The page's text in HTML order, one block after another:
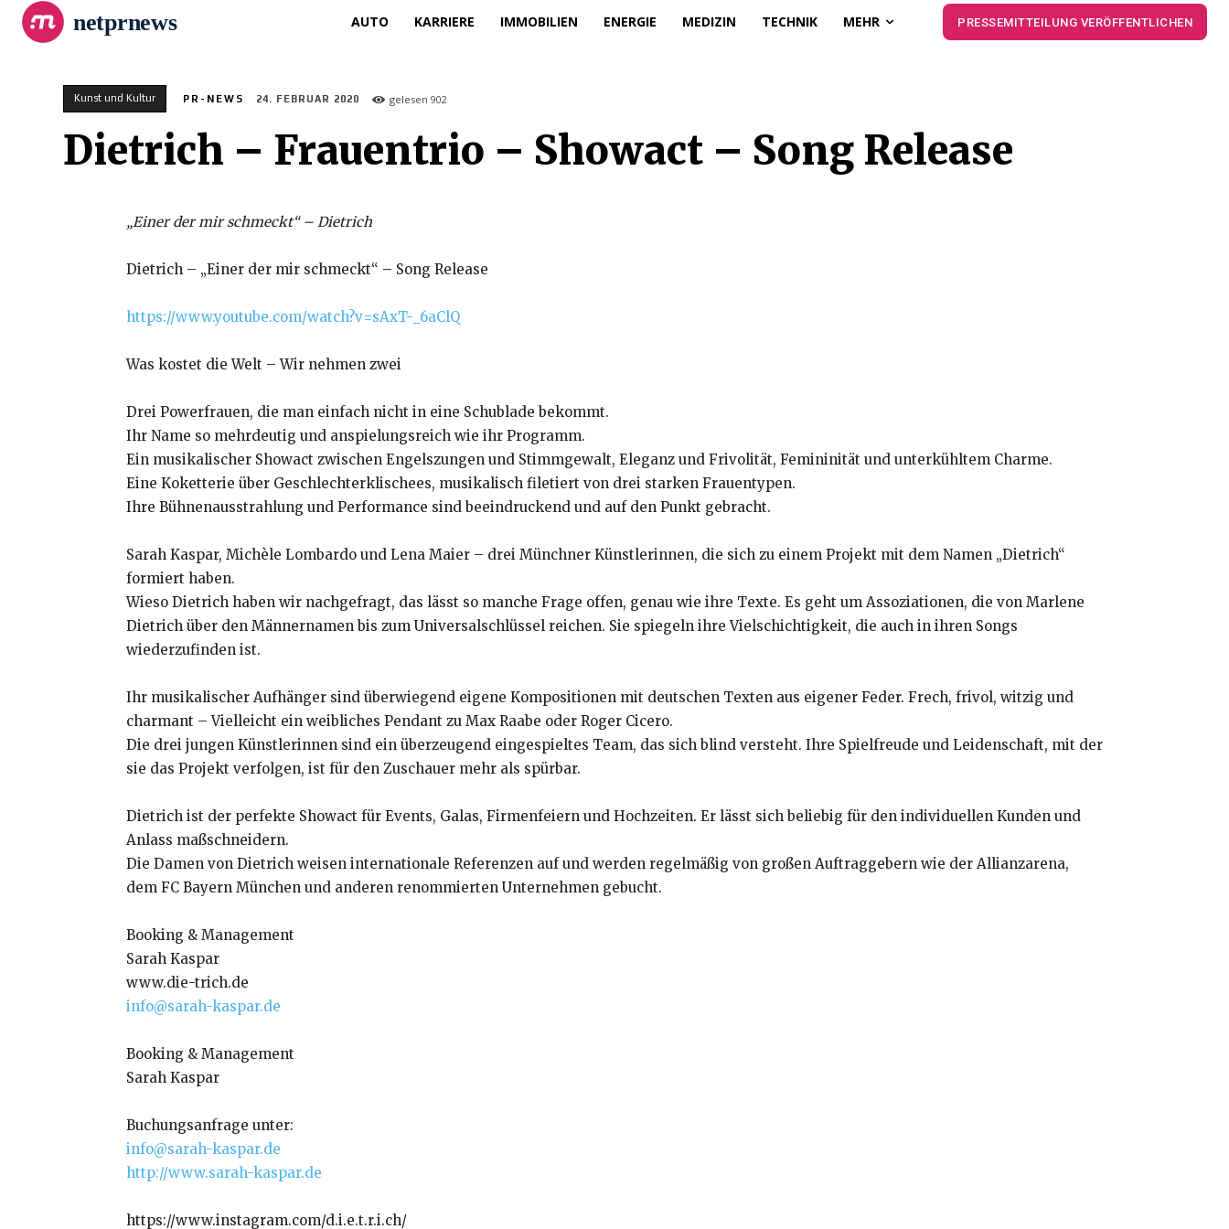
netprnews AUTO KARRIERE IMMOBILIEN ENERGIE MEDIZIN TECHNIK MEHR PRESSEMITTEILUNG VERÖFFENTLICHEN
Kunst und Kultur PR-NEWS 24. FEBRUAR 2020 gelesen 902
Dietrich – Frauentrio – Showact – Song Release
„Einer der mir schmeckt“ – Dietrich
Dietrich – „Einer der mir schmeckt“ – Song Release
https://www.youtube.com/watch?v=sAxT-_6aClQ
Was kostet die Welt – Wir nehmen zwei
Drei Powerfrauen, die man einfach nicht in eine Schublade bekommt.
Ihr Name so mehrdeutig und anspielungsreich wie ihr Programm.
Ein musikalischer Showact zwischen Engelszungen und Stimmgewalt, Eleganz und Frivolität, Femininität und unterkühltem Charme.
Eine Koketterie über Geschlechterklischees, musikalisch filetiert von drei starken Frauentypen.
Ihre Bühnenausstrahlung und Performance sind beeindruckend und auf den Punkt gebracht.
Sarah Kaspar, Michèle Lombardo und Lena Maier – drei Münchner Künstlerinnen, die sich zu einem Projekt mit dem Namen „Dietrich“
formiert haben.
Wieso Dietrich haben wir nachgefragt, das lässt so manche Frage offen, genau wie ihre Texte. Es geht um Assoziationen, die von Marlene
Dietrich über den Männernamen bis zum Universalschlüssel reichen. Sie spiegeln ihre Vielschichtigkeit, die auch in ihren Songs
wiederzufinden ist.
Ihr musikalischer Aufhänger sind überwiegend eigene Kompositionen mit deutschen Texten aus eigener Feder. Frech, frivol, witzig und
charmant – Vielleicht ein weibliches Pendant zu Max Raabe oder Roger Cicero.
Die drei jungen Künstlerinnen sind ein überzeugend eingespieltes Team, das sich blind versteht. Ihre Spielfreude und Leidenschaft, mit der
sie das Projekt verfolgen, ist für den Zuschauer mehr als spürbar.
Dietrich ist der perfekte Showact für Events, Galas, Firmenfeiern und Hochzeiten. Er lässt sich beliebig für den individuellen Kunden und
Anlass maßschneidern.
Die Damen von Dietrich weisen internationale Referenzen auf und werden regelmäßig von großen Auftraggebern wie der Allianzarena,
dem FC Bayern München und anderen renommierten Unternehmen gebucht.
Booking & Management
Sarah Kaspar
www.die-trich.de
info@sarah-kaspar.de
Booking & Management
Sarah Kaspar
Buchungsanfrage unter:
info@sarah-kaspar.de
http://www.sarah-kaspar.de
https://www.instagram.com/d.i.e.t.r.i.ch/